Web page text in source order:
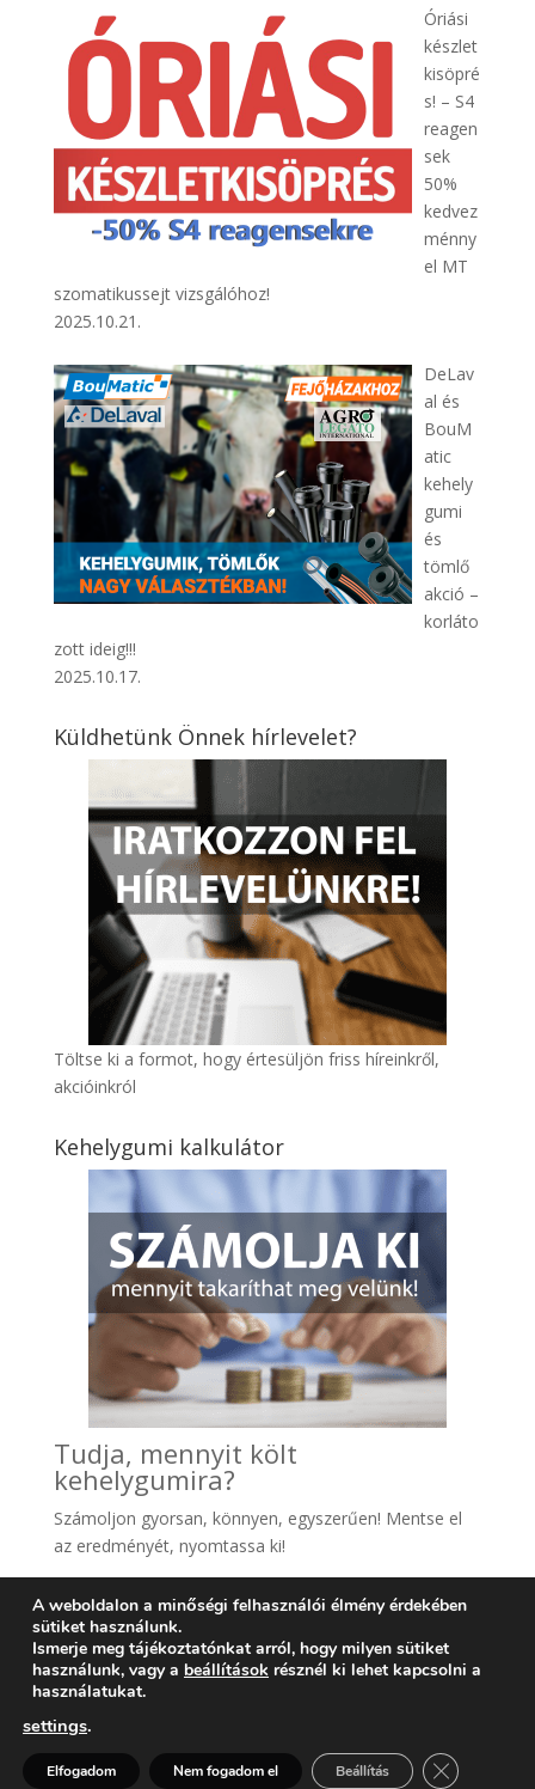
Óriási
készlet
kisöpré
s! – S4
reagen
sek
50%
kedvez
ménny
el MT
szomatikussejt vizsgálóhoz!
2025.10.21.
DeLav
al és
BouM
atic
kehely
gumi
és
tömlő
akció –
korláto
zott ideig!!!
2025.10.17.
Küldhetünk Önnek hírlevelet?
Töltse ki a formot, hogy értesüljön friss híreinkről,
akcióinkról
Kehelygumi kalkulátor
Tudja, mennyit költ
kehelygumira?
Számoljon gyorsan, könnyen, egyszerűen! Mentse el
az eredményét, nyomtassa ki!
A weboldalon a minőségi felhasználói élmény érdekében
sütiket használunk.
Ismerje meg tájékoztatónkat arról, hogy milyen sütiket
használunk, vagy a beállítások résznél ki lehet kapcsolni a
használatukat.
settings.
Elfogadom Nem fogadom el Beállítás Close
Kérdése van? Segítünk >